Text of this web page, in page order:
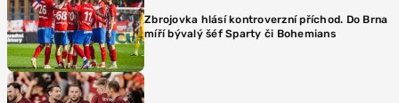
Zbrojovka hlásí kontroverzní příchod. Do Brna
míří bývalý šéf Sparty či Bohemians